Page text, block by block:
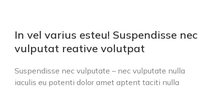
In vel varius esteu! Suspendisse nec
vulputat reative volutpat
Suspendisse nec vulputate – nec vulputate nulla
iaculis eu potenti dolor amet aptent taciti nulla